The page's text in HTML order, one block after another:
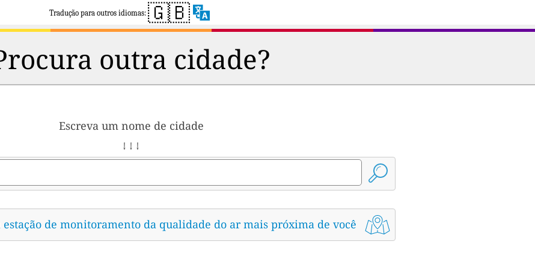
Tradução para outros idiomas: 🇬🇧
outra cidade?
Escreva um nome de cidade
↓ ↓ ↓
de monitoramento da qualidade do ar mais próxima de você